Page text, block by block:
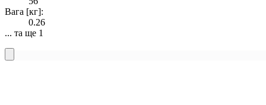
Вага [кг]:
0.26
... та ще 1